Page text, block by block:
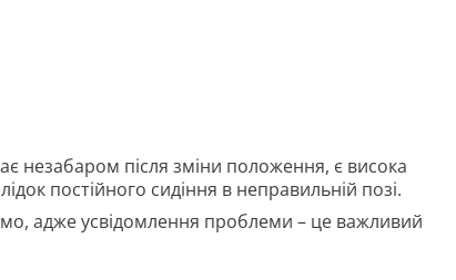
незабаром після зміни положення, є висока
постійного сидіння в неправильній позі.
адже усвідомлення проблеми – це важливий